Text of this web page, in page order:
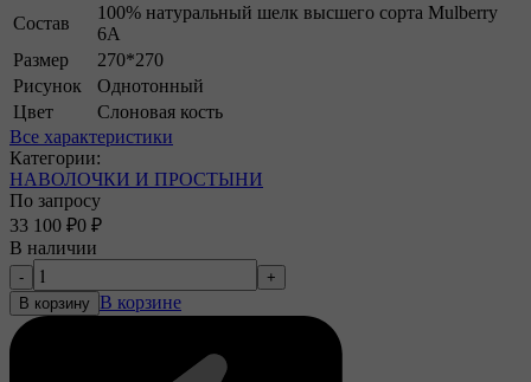
Состав
100% натуральный шелк высшего сорта Mulberry
6A
Размер
270*270
Рисунок
Однотонный
Цвет
Слоновая кость
Все характеристики
Категории:
НАВОЛОЧКИ И ПРОСТЫНИ
По запросу
33 100 ₽0 ₽
В наличии
-
+
В корзину В корзине